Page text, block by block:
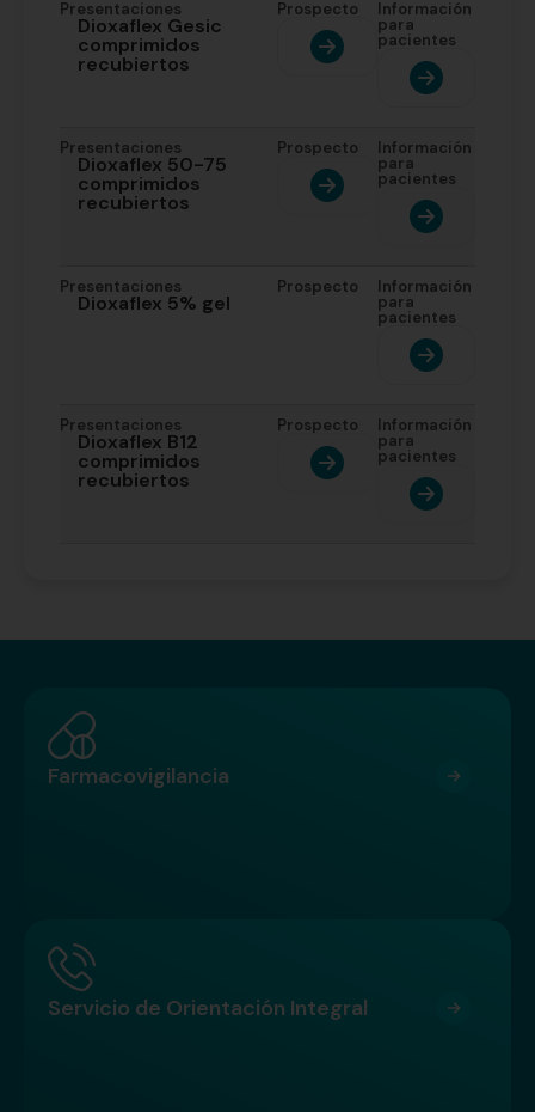
Presentaciones
Dioxaflex Gesic
comprimidos
recubiertos
Prospecto Información
para
pacientes
Presentaciones
Dioxaflex 50-75
comprimidos
recubiertos
Prospecto Información
para
pacientes
Presentaciones
Dioxaflex 5% gel
Prospecto Información
para
pacientes
Presentaciones
Dioxaflex B12
comprimidos
recubiertos
Prospecto Información
para
pacientes
Farmacovigilancia
Servicio de Orientación Integral